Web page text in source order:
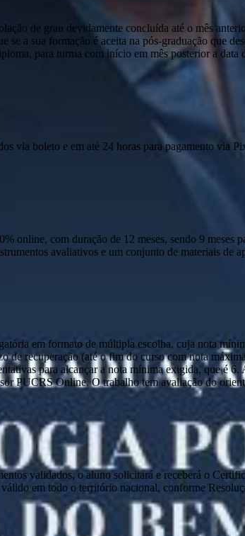
de grau devidamente concluída até o mês
a sua formação é aceita na pós-graduação que
para turma com início em mês posterior a
via boleto e em até 24 horas para pagamento via
online, com duração de 12 meses, sendo 9
avaliativos e um conjunto de materiais
em formato de múltipla escolha, cuja nota
de recuperação (até o fim do curso com nota
para alcançar a nota mínima exigida, que é
PUCRS Online. O trabalho tem avaliação do
validados, o aluno solicitará e receberá o
em todo o território nacional, conforme